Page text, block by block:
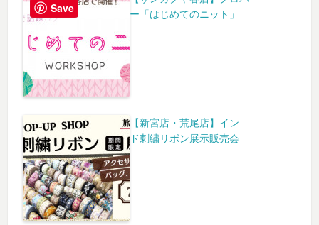
ー「はじめてのニット」
【新宮店・荒尾店】イン
ド刺繍リボン展示販売会
Save